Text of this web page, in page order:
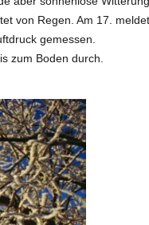
von Regen. Am 17.
gemessen.
zum Boden durch.